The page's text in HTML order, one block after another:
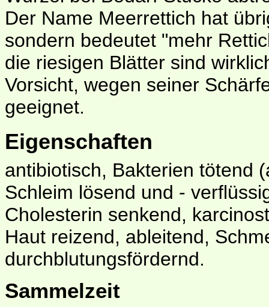
Der Name Meerrettich hat
sondern bedeutet "mehr
die riesigen Blätter sind
Vorsicht, wegen seiner
geeignet.
Eigenschaften
antibiotisch, Bakterien tötend
Schleim lösend und -
Cholesterin senkend,
Haut reizend, ableitend,
durchblutungsfördernd.
Sammelzeit